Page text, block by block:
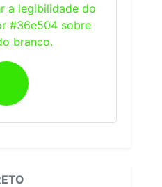
a legibilidade do
#36e504 sobre
branco.